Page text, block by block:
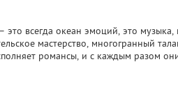
всегда океан эмоций, это музыка,
мастерство, многогранный
романсы, и с каждым разом